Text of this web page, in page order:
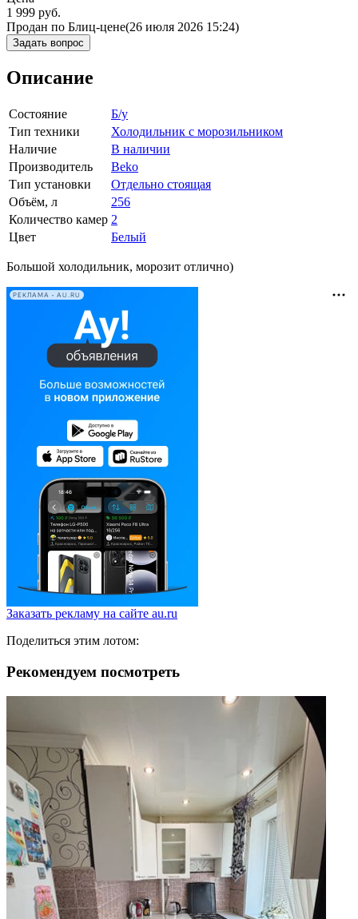
1 999 руб.
Продан по Блиц-цене(26 июля 2026 15:24)
Задать вопрос
Описание
Состояние
Б/у
Тип техники
Холодильник с морозильником
Наличие
В наличии
Производитель
Beko
Тип установки
Отдельно стоящая
Объём, л
256
Количество камер 2
Цвет
Белый
Большой холодильник, морозит отлично)
РЕКЛАМА • AU.RU
Заказать рекламу на сайте au.ru
Поделиться этим лотом:
Рекомендуем посмотреть